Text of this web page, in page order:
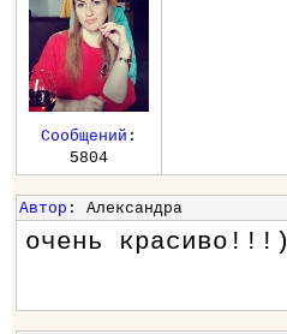
Сообщений :
5804
Автор : Александра
очень красиво!!!)